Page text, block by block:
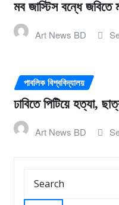
মব জাস্টিস বন্ধে জবিতে
Art News BD
পাবলিক বিশ্ববিদ্যালয়
ঢাবিতে পিটিয়ে হত্যা,
Art News BD